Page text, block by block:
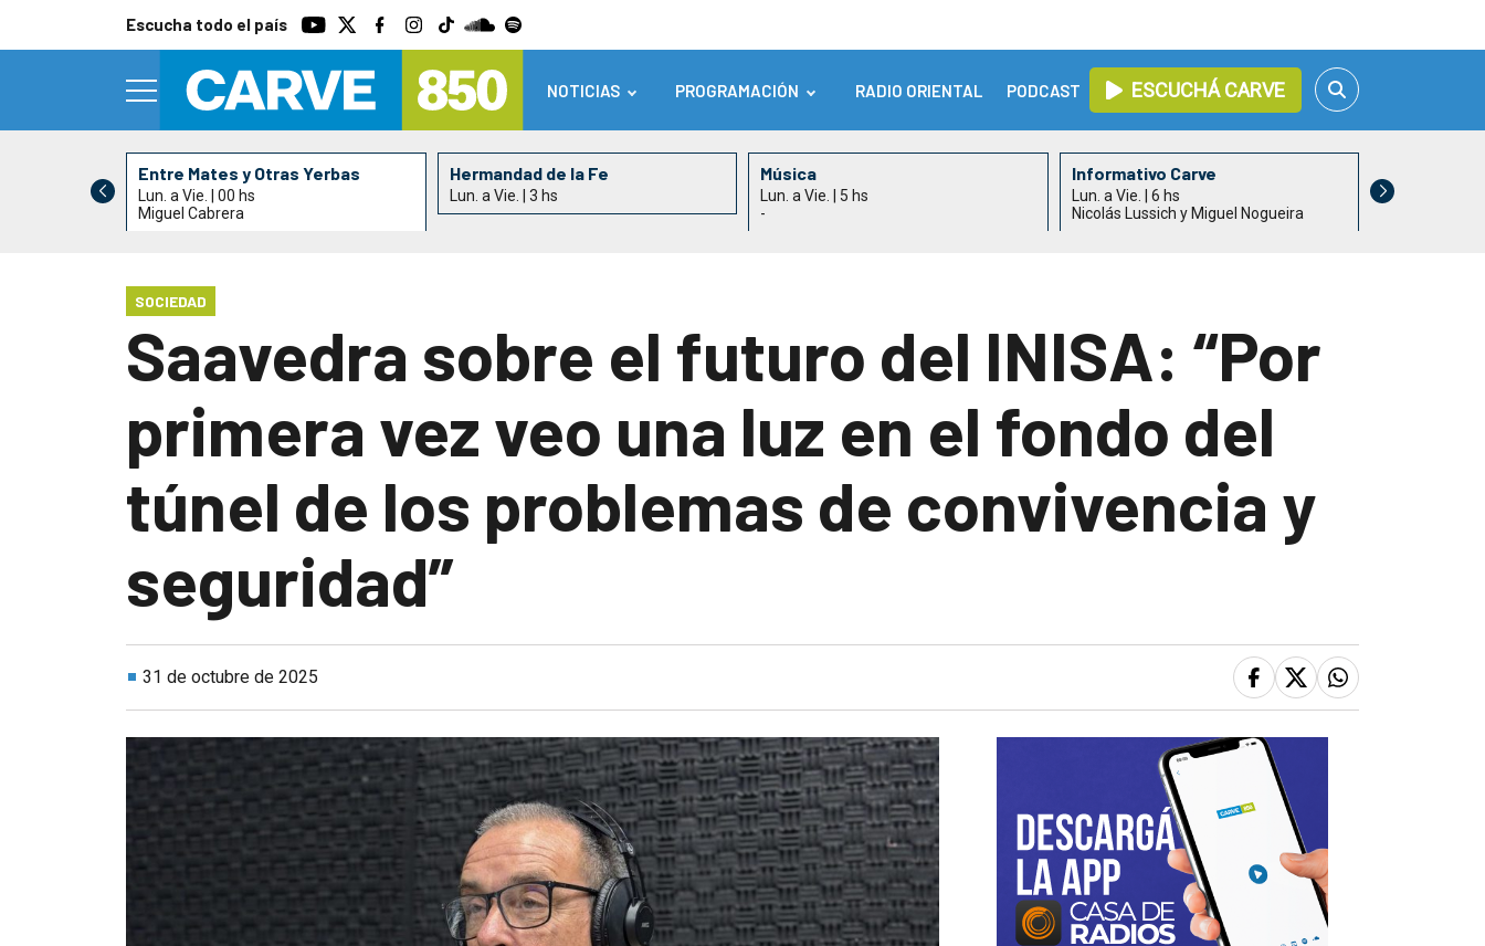
Escucha todo el país
NOTICIAS PROGRAMACIÓN RADIO ORIENTAL PODCAST ESCUCHÁ CARVE
Entre Mates y Otras Yerbas
Lun. a Vie. | 00 hs
Miguel Cabrera
Hermandad de la Fe
Lun. a Vie. | 3 hs
Música
Lun. a Vie. | 5 hs
-
Informativo Carve
Lun. a Vie. | 6 hs
Nicolás Lussich y Miguel Nogueira
Lun. a Vie. | 9
SOCIEDAD
Saavedra sobre el futuro del INISA: “Por
primera vez veo una luz en el fondo del
túnel de los problemas de convivencia y
seguridad”
31 de octubre de 2025